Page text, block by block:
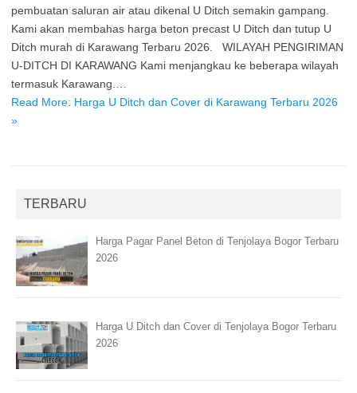
pembuatan saluran air atau dikenal U Ditch semakin gampang.
Kami akan membahas harga beton precast U Ditch dan tutup U
Ditch murah di Karawang Terbaru 2026. WILAYAH PENGIRIMAN
U-DITCH DI KARAWANG Kami menjangkau ke beberapa wilayah
termasuk Karawang.…
Read More: Harga U Ditch dan Cover di Karawang Terbaru 2026
»
TERBARU
Harga Pagar Panel Beton di Tenjolaya Bogor Terbaru
2026
Harga U Ditch dan Cover di Tenjolaya Bogor Terbaru
2026